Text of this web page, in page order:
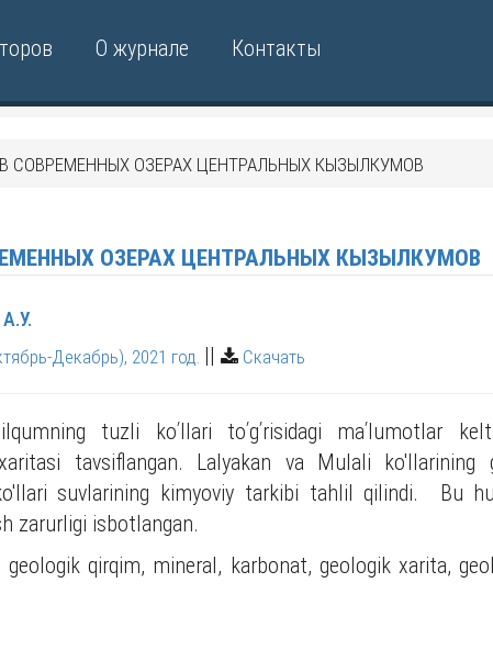
О журнале Контакты
СОВРЕМЕННЫХ ОЗЕРАХ ЦЕНТРАЛЬНЫХ КЫЗЫЛКУМОВ
ОЗЕРАХ ЦЕНТРАЛЬНЫХ КЫЗЫЛКУМОВ
Декабрь), 2021 год. || Скачать
tuzli koʹllari toʹgʹrisidagi maʹlumotlar
tavsiflangan. Lalyakan va Mulali ko'llarining
suvlarining kimyoviy tarkibi tahlil qilindi. Bu
zarurligi isbotlangan.
qirqim, mineral, karbonat, geologik xarita,